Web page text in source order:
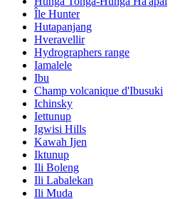
Île Hunter
Hutapanjang
Hveravellir
Hydrographers range
Iamalele
Ibu
Champ volcanique d'Ibusuki
Ichinsky
Iettunup
Igwisi Hills
Kawah Ijen
Iktunup
Ili Boleng
Ili Labalekan
Ili Muda